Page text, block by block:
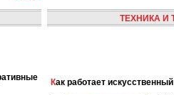
ТЕХНИКА И
Как работает